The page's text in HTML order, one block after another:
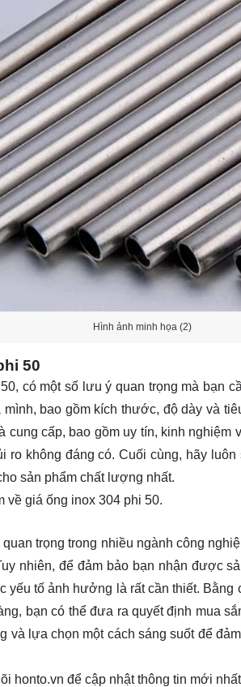
Hình ảnh minh họa (2)
50
có một số lưu ý quan trọng mà bạn
bao gồm kích thước, độ dày và
cung cấp, bao gồm uy tín, kinh
ro không đáng có. Cuối cùng, hãy
sản phẩm chất lượng nhất.
về giá ống inox 304 phi 50.
trọng trong nhiều ngành công
nhiên, để đảm bảo bạn nhận được
yếu tố ảnh hưởng là rất cần thiết.
bạn có thể đưa ra quyết định mua
và lựa chọn một cách sáng suốt để
honto.vn để cập nhật thông tin mới